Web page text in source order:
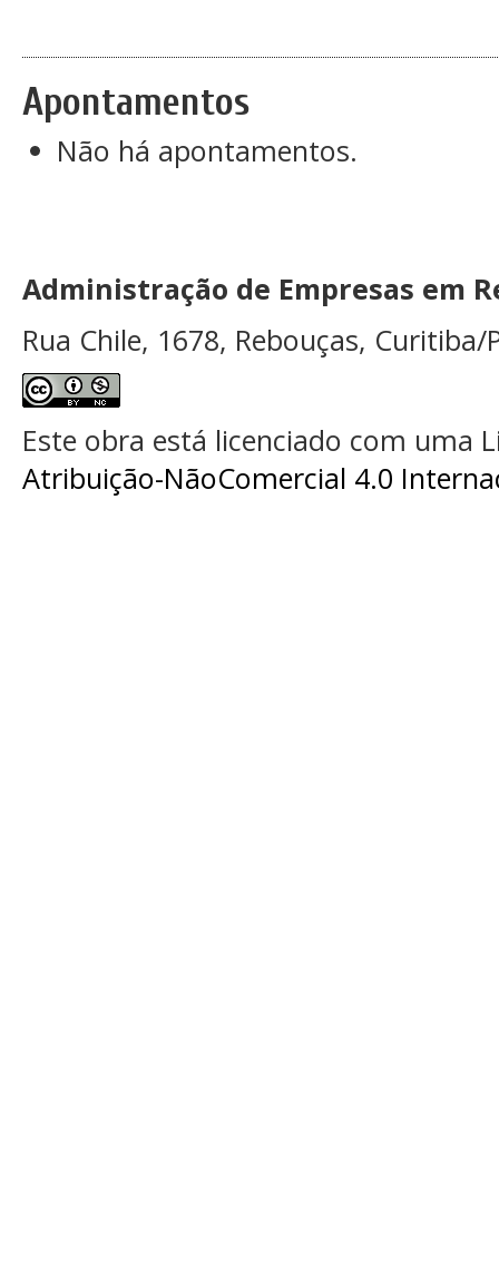
Apontamentos
Não há apontamentos.
Administração de Empresas em
Rua Chile, 1678, Rebouças, Curitiba/
Este obra está licenciado com uma
Atribuição-NãoComercial 4.0